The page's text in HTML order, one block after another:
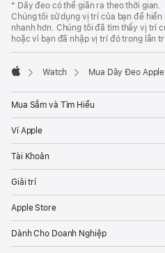
* Dây đeo có thể giãn ra theo thời gian.
Chúng tôi sử dụng vị trí của bạn để
nhanh hơn. Chúng tôi đã tìm thấy vị trí
hoặc vì bạn đã nhập vị trí đó trong lần
Watch Mua Dây Đeo
Mua Sắm và Tìm Hiểu
Ví Apple
Tài Khoản
Giải trí
Apple Store
Dành Cho Doanh Nghiệp